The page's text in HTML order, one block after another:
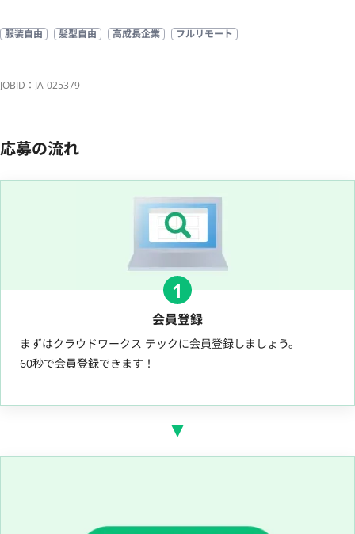
服装自由 髪型自由 高成長企業 フルリモート
JOBID：JA-025379
応募の流れ
1
会員登録
まずはクラウドワークス テックに会員登録しましょう。
60秒で会員登録できます！